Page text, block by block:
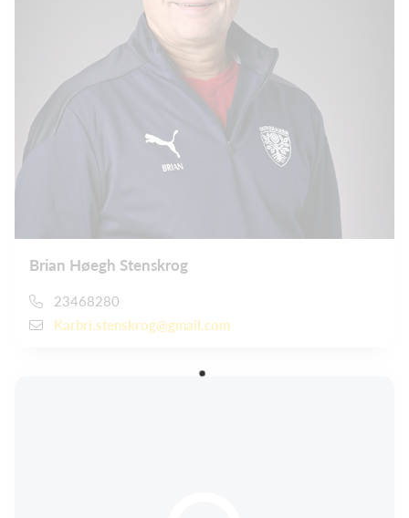
Brian Høegh Stenskrog
23468280
Karbri.stenskrog@gmail.com